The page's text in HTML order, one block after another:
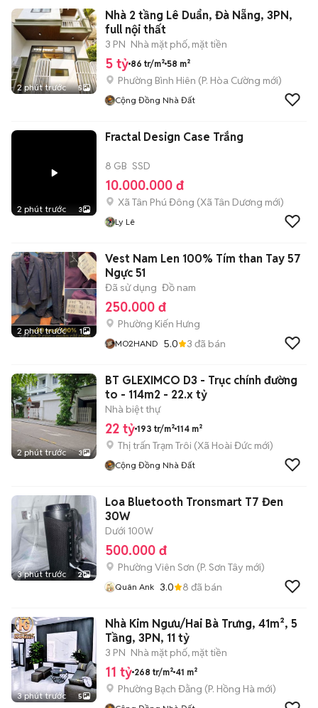
2 phút trước 5
Nhà 2 tầng Lê Duẩn, Đà Nẵng, 3PN,
full nội thất
3 PN Nhà mặt phố, mặt tiền
5 tỷ 86 tr/m² 58 m²
Phường Bình Hiên (P. Hòa Cường mới)
Cộng Đồng Nhà Đất
2 phút trước 3
Fractal Design Case Trắng
8 GB SSD
10.000.000 đ
Xã Tân Phú Đông (Xã Tân Dương mới)
Ly Lê
2 phút trước 1
Vest Nam Len 100% Tím than Tay 57
Ngực 51
Đã sử dụng Đồ nam
250.000 đ
Phường Kiến Hưng
MO2HAND 5.0 3 đã bán
2 phút trước 3
BT GLEXIMCO D3 - Trục chính đường
to - 114m2 - 22.x tỷ
Nhà biệt thự
22 tỷ 193 tr/m² 114 m²
Thị trấn Trạm Trôi (Xã Hoài Đức mới)
Cộng Đồng Nhà Đất
3 phút trước 2
Loa Bluetooth Tronsmart T7 Đen
30W
Dưới 100W
500.000 đ
Phường Viên Sơn (P. Sơn Tây mới)
Quân Ank 3.0 8 đã bán
3 phút trước 5
Nhà Kim Ngưu/Hai Bà Trưng, 41m², 5
Tầng, 3PN, 11 tỷ
3 PN Nhà mặt phố, mặt tiền
11 tỷ 268 tr/m² 41 m²
Phường Bạch Đằng (P. Hồng Hà mới)